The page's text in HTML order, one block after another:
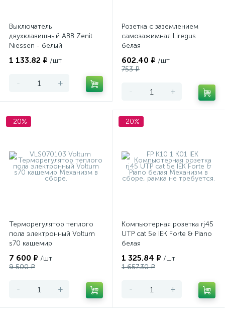
Выключатель
двухклавишный ABB Zenit
Niessen - белый
1 133.82 ₽ /шт
- +
Розетка с заземлением
самозажимная Liregus
белая
602.40 ₽ /шт
753 ₽
- +
-20%
Терморегулятор теплого
пола электронный Voltum
s70 кашемир
7 600 ₽ /шт
9 500 ₽
- +
-20%
Компьютерная розетка rj45
UTP cat 5e IEK Forte & Piano
белая
1 325.84 ₽ /шт
1 657.30 ₽
- +